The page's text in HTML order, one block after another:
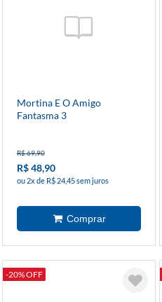
Mortina E O Amigo
Fantasma 3
R$ 69,90
R$ 48,90
ou 2x de R$ 24,45 sem juros
-20% OFF